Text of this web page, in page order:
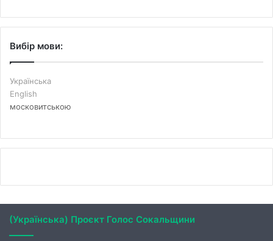
Вибір мови:
Українська
English
московитською
(Українська) Проєкт Голос Сокальщини